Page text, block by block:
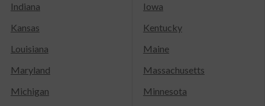
Indiana
Iowa
Kansas
Kentucky
Louisiana
Maine
Maryland
Massachusetts
Michigan
Minnesota